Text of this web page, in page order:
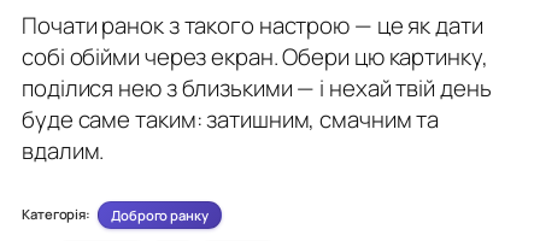
Почати ранок з такого настрою — це як дати
собі обійми через екран. Обери цю картинку,
поділися нею з близькими — і нехай твій день
буде саме таким: затишним, смачним та
вдалим.
Категорія: Доброго ранку